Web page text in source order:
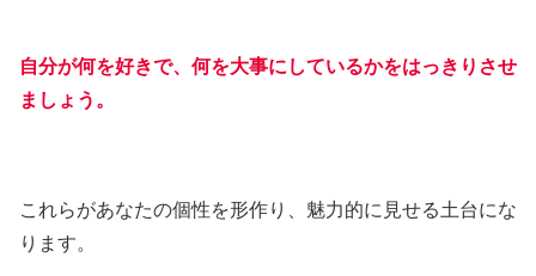
自分が何を好きで、何を大事にしているかをはっきりさせ
ましょう。
これらがあなたの個性を形作り、魅力的に見せる土台にな
ります。